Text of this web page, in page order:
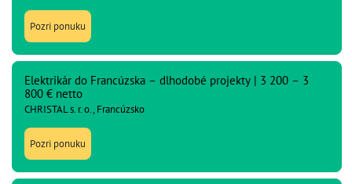
Pozri ponuku
Elektrikár do Francúzska – dlhodobé projekty | 3 200 – 3
800 € netto
CHRISTAL s. r. o., Francúzsko
Pozri ponuku